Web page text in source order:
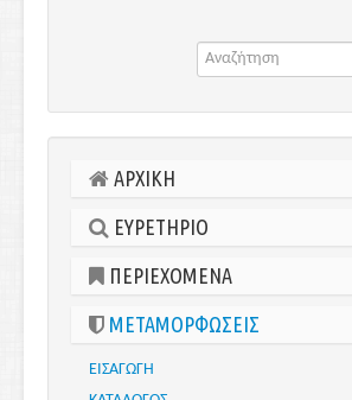
ΑΡΧΙΚΗ
ΕΥΡΕΤΗΡΙΟ
ΠΕΡΙΕΧΟΜΕΝΑ
ΜΕΤΑΜΟΡΦΩΣΕΙΣ
ΕΙΣΑΓΩΓΗ